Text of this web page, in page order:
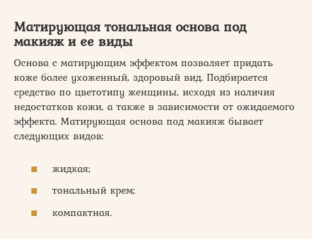
Матирующая тональная основа под
макияж и ее виды
Основа с матирующим эффектом позволяет придать
коже более ухоженный, здоровый вид. Подбирается
средство по цветотипу женщины, исходя из наличия
недостатков кожи, а также в зависимости от ожидаемого
эффекта. Матирующая основа под макияж бывает
следующих видов:
жидкая;
тональный крем;
компактная.